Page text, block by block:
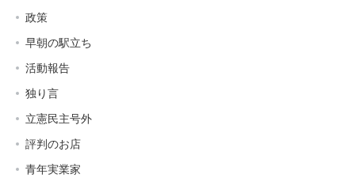
政策
早朝の駅立ち
活動報告
独り言
立憲民主号外
評判のお店
青年実業家